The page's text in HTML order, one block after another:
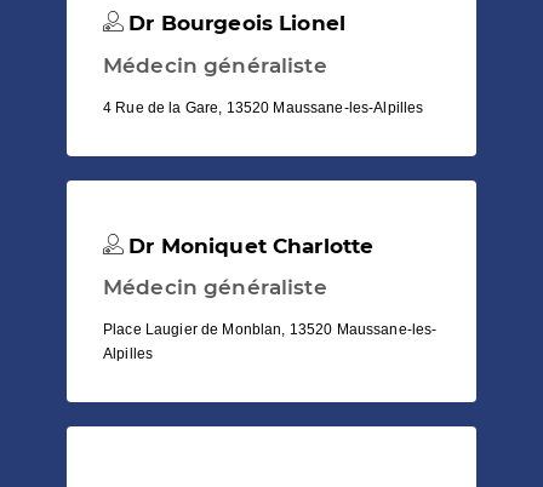
Dr Bourgeois Lionel
Médecin généraliste
4 Rue de la Gare, 13520 Maussane-les-Alpilles
Dr Moniquet Charlotte
Médecin généraliste
Place Laugier de Monblan, 13520 Maussane-les-
Alpilles